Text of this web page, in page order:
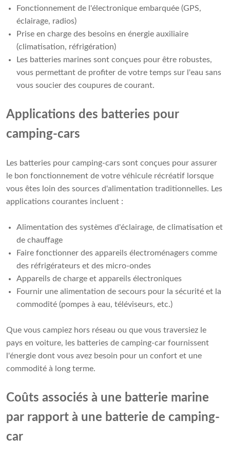
Fonctionnement de l'électronique embarquée (GPS,
éclairage, radios)
Prise en charge des besoins en énergie auxiliaire
(climatisation, réfrigération)
Les batteries marines sont conçues pour être robustes,
vous permettant de profiter de votre temps sur l'eau sans
vous soucier des coupures de courant.
Applications des batteries pour
camping-cars
Les batteries pour camping-cars sont conçues pour assurer
le bon fonctionnement de votre véhicule récréatif lorsque
vous êtes loin des sources d'alimentation traditionnelles. Les
applications courantes incluent :
Alimentation des systèmes d'éclairage, de climatisation et
de chauffage
Faire fonctionner des appareils électroménagers comme
des réfrigérateurs et des micro-ondes
Appareils de charge et appareils électroniques
Fournir une alimentation de secours pour la sécurité et la
commodité (pompes à eau, téléviseurs, etc.)
Que vous campiez hors réseau ou que vous traversiez le
pays en voiture, les batteries de camping-car fournissent
l'énergie dont vous avez besoin pour un confort et une
commodité à long terme.
Coûts associés à une batterie marine
par rapport à une batterie de camping-
car